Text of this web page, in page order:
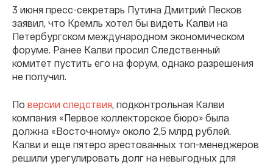
3 июня пресс-секретарь Путина Дмитрий Песков
заявил, что Кремль хотел бы видеть Калви на
Петербургском международном экономическом
форуме. Ранее Калви просил Следственный
комитет пустить его на форум, однако разрешения
не получил.
По версии следствия , подконтрольная Калви
компания «Первое коллекторское бюро» была
должна «Восточному» около 2,5 млрд рублей.
Калви и еще пятеро арестованных топ-менеджеров
решили урегулировать долг на невыгодных для